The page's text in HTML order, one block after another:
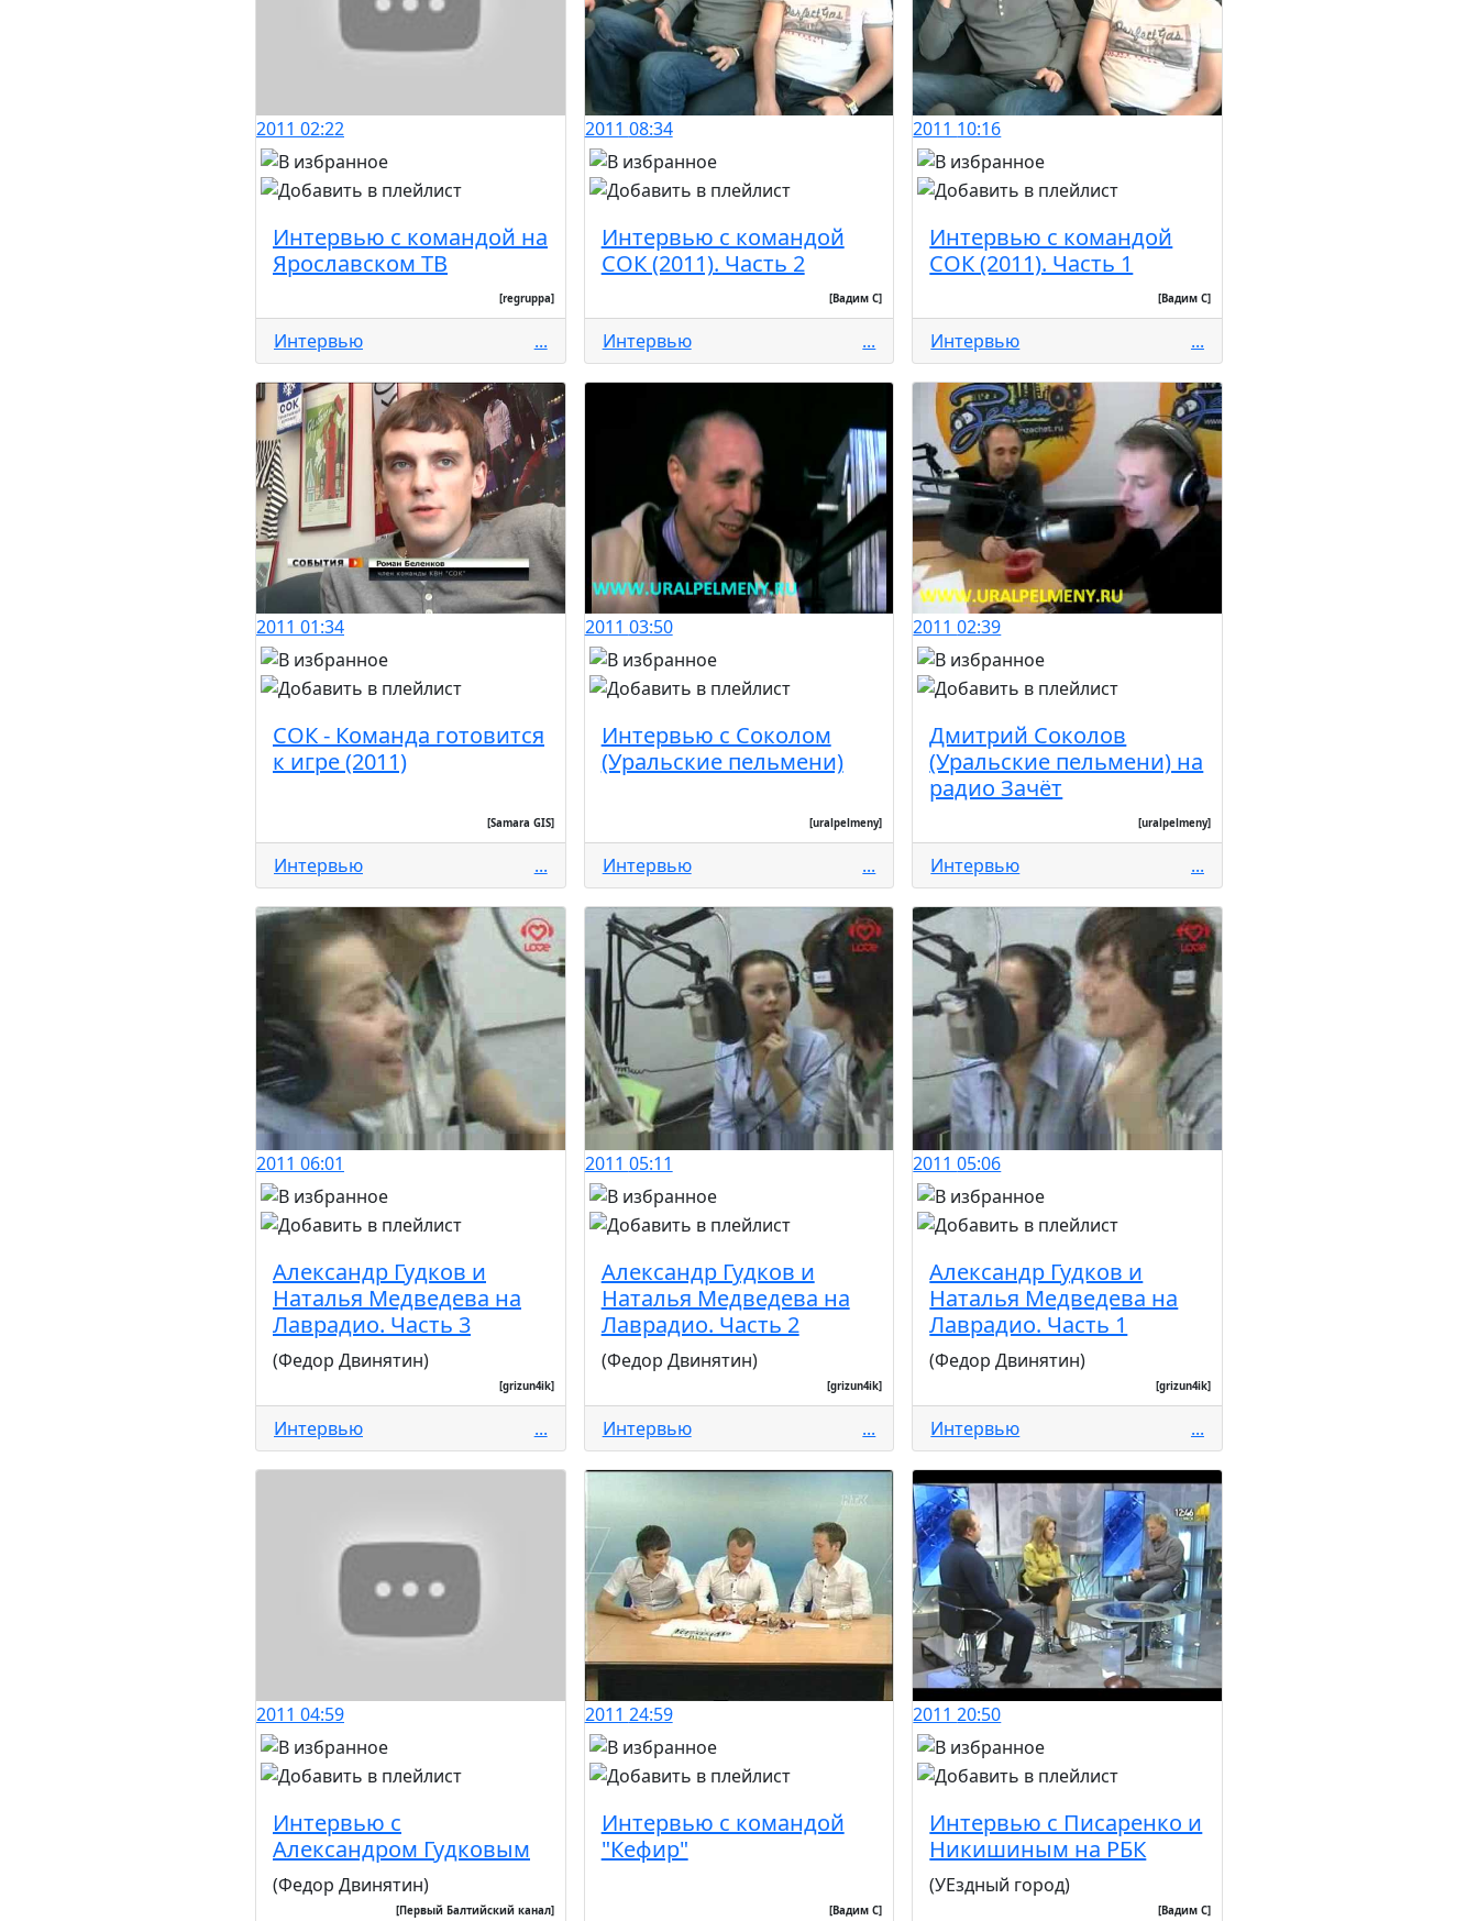
2011 02:22
Интервью с командой на
Ярославском ТВ
[regruppa]
Интервью ...
2011 08:34
Интервью с командой
СОК (2011). Часть 2
[Вадим С]
Интервью ...
2011 10:16
Интервью с командой
СОК (2011). Часть 1
[Вадим С]
Интервью ...
2011 01:34
СОК - Команда готовится
к игре (2011)
[Samara GIS]
Интервью ...
2011 03:50
Интервью с Соколом
(Уральские пельмени)
[uralpelmeny]
Интервью ...
201102:39
Дмитрий Соколов
(Уральские пельмени) на
радио Зачёт
[uralpelmeny]
Интервью ...
2011 06:01
Александр Гудков и
Наталья Медведева на
Лаврадио. Часть 3
(Федор Двинятин)
[grizun4ik]
Интервью ...
2011 05:11
Александр Гудков и
Наталья Медведева на
Лаврадио. Часть 2
(Федор Двинятин)
[grizun4ik]
Интервью ...
201105:06
Александр Гудков и
Наталья Медведева на
Лаврадио. Часть 1
(Федор Двинятин)
[grizun4ik]
Интервью ...
2011 04:59
Интервью с
Александром Гудковым
(Федор Двинятин)
[Первый Балтийский канал]
2011 24:59
Интервью с командой
"Кефир"
[Вадим С]
201120:50
Интервью с Писаренко и
Никишиным на РБК
(УЕздный город)
[Вадим С]